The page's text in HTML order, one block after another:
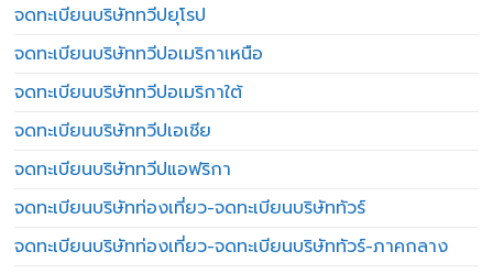
จดทะเบียนบริษัททวีปยุโรป
จดทะเบียนบริษัททวีปอเมริกาเหนือ
จดทะเบียนบริษัททวีปอเมริกาใต้
จดทะเบียนบริษัททวีปเอเชีย
จดทะเบียนบริษัททวีปแอฟริกา
จดทะเบียนบริษัทท่องเที่ยว-จดทะเบียนบริษัททัวร์
จดทะเบียนบริษัทท่องเที่ยว-จดทะเบียนบริษัททัวร์-ภาคกลาง